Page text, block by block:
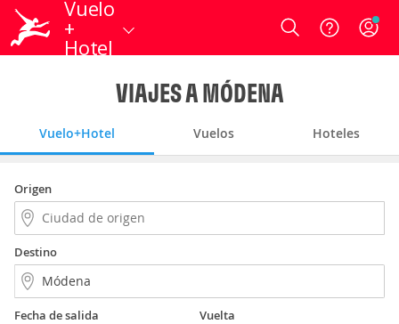
Vuelo
+
Hotel
Login
VIAJES A MÓDENA
Vuelo+Hotel Vuelos Hoteles
Origen
Destino
Fecha de salida Vuelta